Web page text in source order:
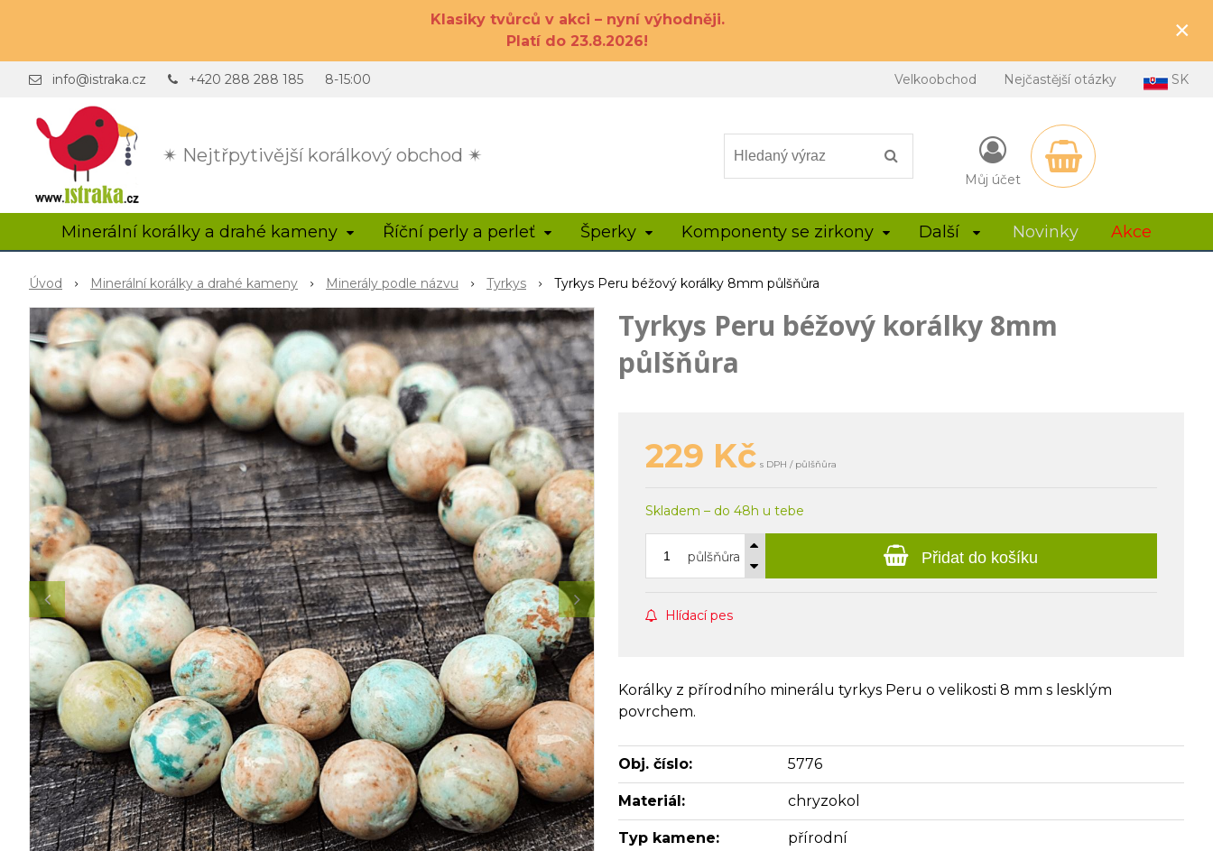
Klasiky tvůrců v akci – nyní výhodněji.
Platí do 23.8.2026!
×
✴ Nejtřpytivější korálkový obchod ✴
info@istraka.cz +420 288 288 185 8-15:00 Velkoobchod Nejčastější otázky SK
Můj účet
Minerální korálky a drahé kameny Říční perly a perleť Šperky Komponenty se zirkony Další Novinky Akce
Úvod Minerální korálky a drahé kameny Minerály podle názvu Tyrkys Tyrkys Peru béžový korálky 8mm půlšňůra
Tyrkys Peru béžový korálky 8mm
půlšňůra
229 Kč s DPH / půlšňůra
Skladem – do 48h u tebe
půlšňůra Přidat do košíku
Hlídací pes
Korálky z přírodního minerálu tyrkys Peru o velikosti 8 mm s lesklým
povrchem.
Obj. číslo: 5776
Materiál: chryzokol
Typ kamene: přírodní